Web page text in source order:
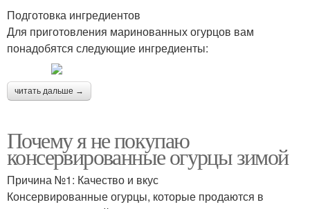
Подготовка ингредиентов
Для приготовления маринованных огурцов вам
понадобятся следующие ингредиенты:
читать дальше →
Почему я не покупаю
консервированные огурцы зимой
Причина №1: Качество и вкус
Консервированные огурцы, которые продаются в